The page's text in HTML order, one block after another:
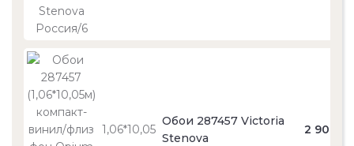
1,06*10,05
Обои 287457 Victoria
Stenova
2 900